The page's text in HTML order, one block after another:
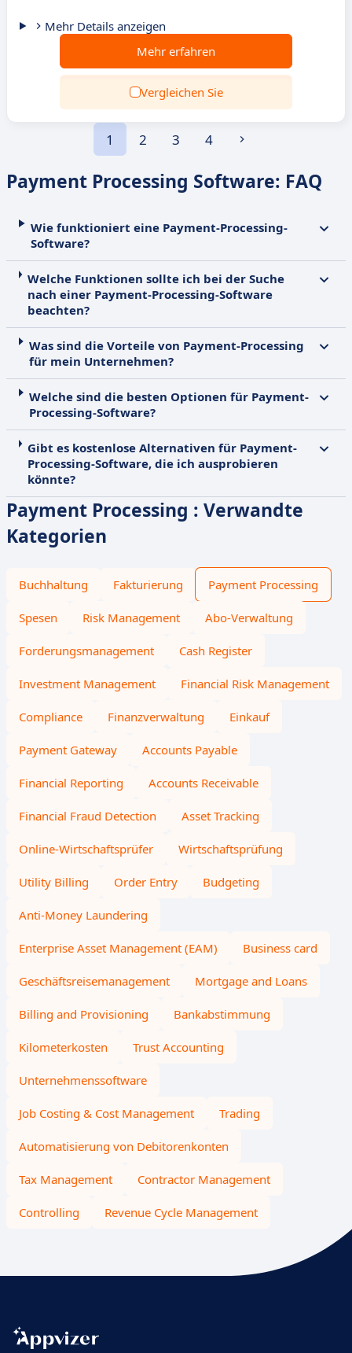
Mehr Details anzeigen
Mehr erfahren
Vergleichen Sie
1 2 3 4
Payment Processing Software: FAQ
Wie funktioniert eine Payment-Processing-
Software?
Welche Funktionen sollte ich bei der Suche
nach einer Payment-Processing-Software
beachten?
Was sind die Vorteile von Payment-Processing
für mein Unternehmen?
Welche sind die besten Optionen für Payment-
Processing-Software?
Gibt es kostenlose Alternativen für Payment-
Processing-Software, die ich ausprobieren
könnte?
Payment Processing : Verwandte
Kategorien
Buchhaltung Fakturierung Payment Processing
Spesen Risk Management Abo-Verwaltung
Forderungsmanagement Cash Register
Investment Management Financial Risk Management
Compliance Finanzverwaltung Einkauf
Payment Gateway Accounts Payable
Financial Reporting Accounts Receivable
Financial Fraud Detection Asset Tracking
Online-Wirtschaftsprüfer Wirtschaftsprüfung
Utility Billing Order Entry Budgeting
Anti-Money Laundering
Enterprise Asset Management (EAM) Business card
Geschäftsreisemanagement Mortgage and Loans
Billing and Provisioning Bankabstimmung
Kilometerkosten Trust Accounting
Unternehmenssoftware
Job Costing & Cost Management Trading
Automatisierung von Debitorenkonten
Tax Management Contractor Management
Controlling Revenue Cycle Management